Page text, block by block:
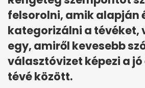
felsorolni, amik alapján
kategorizálni a tévéket,
egy, amiről kevesebb
választóvizet képezi a jó
tévé között.